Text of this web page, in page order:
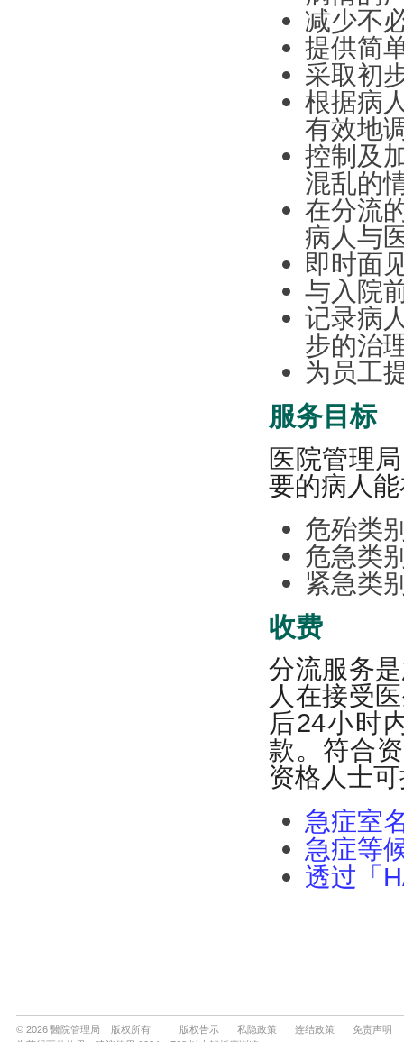
© 2026 醫院管理局 版权所有 版权告示 私隐政策 连结政策
免责声明